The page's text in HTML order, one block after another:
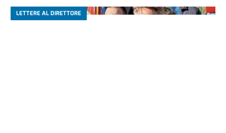
LETTERE AL DIRETTORE